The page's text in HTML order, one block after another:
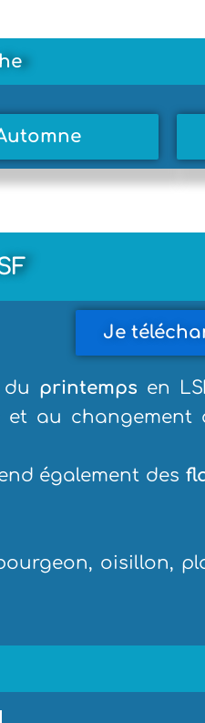
Je
printemps en
au changement
également des
oisillon,